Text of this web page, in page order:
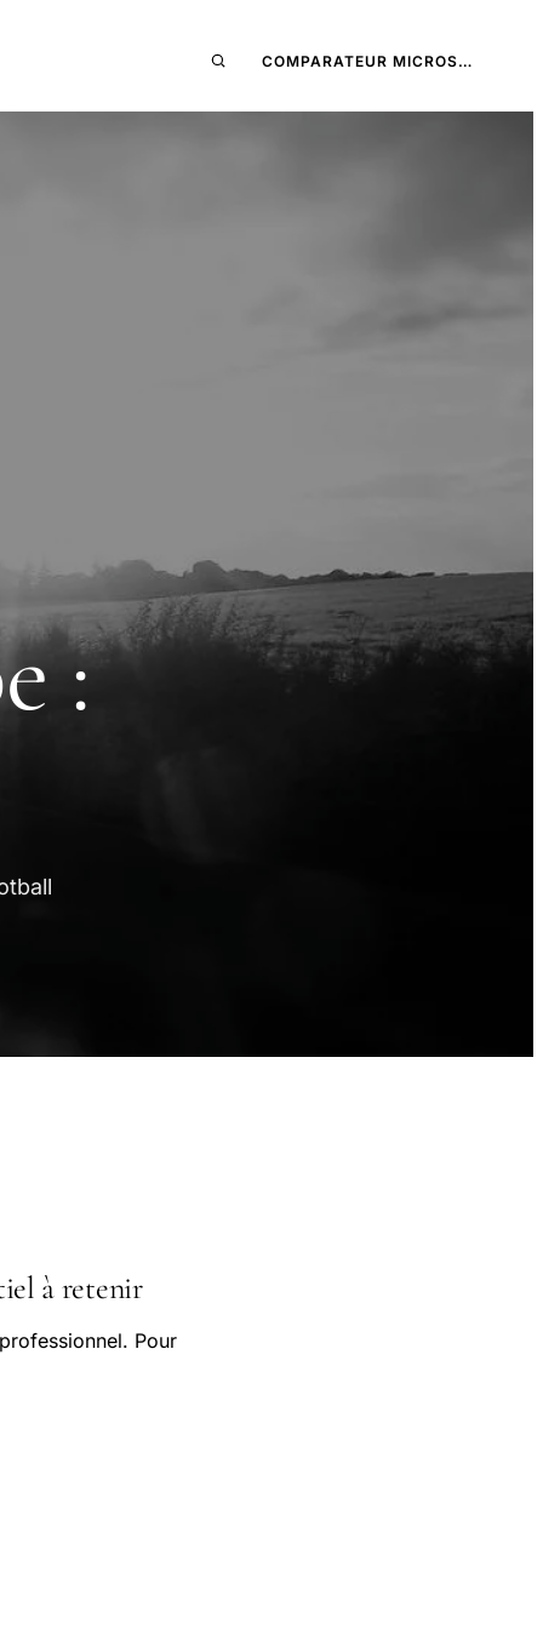
COMPARATEUR MICROS…
:
à retenir
Pour